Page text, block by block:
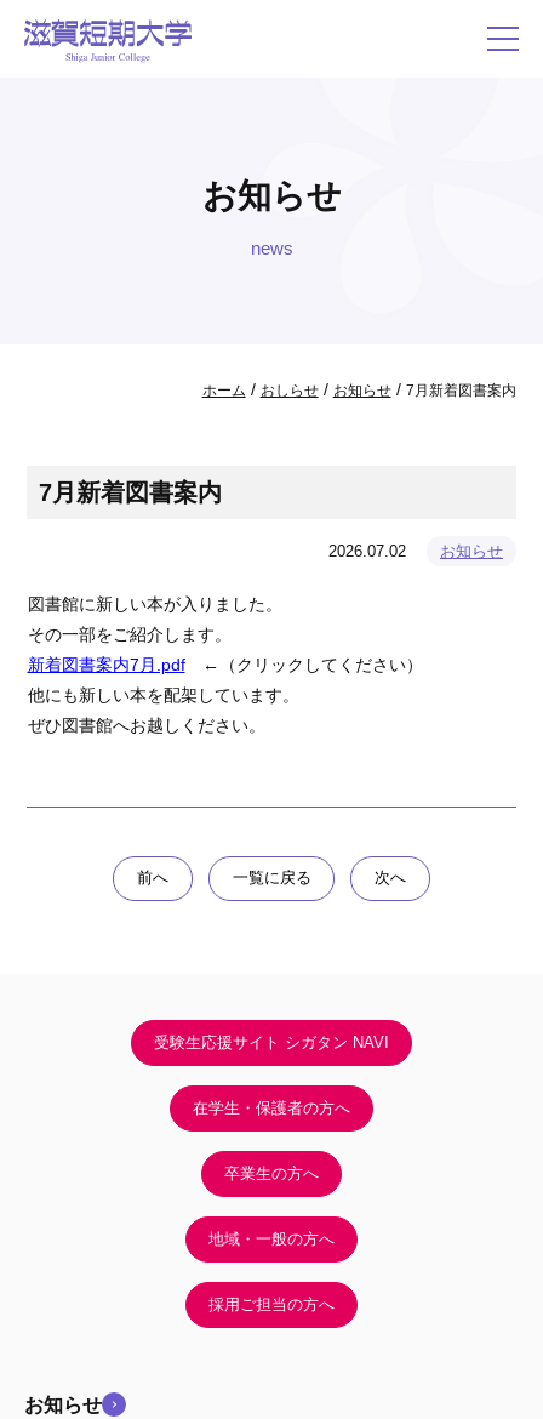
お知らせ
news
ホーム / おしらせ/ お知らせ/ 7月新着図書案内
7月新着図書案内
2026.07.02 お知らせ
図書館に新しい本が入りました。
その一部をご紹介します。
新着図書案内7月.pdf←（クリックしてください）
他にも新しい本を配架しています。
ぜひ図書館へお越しください。
前へ 一覧に戻る 次へ
受験生応援サイト シガタン NAVI
在学生・保護者の方へ
卒業生の方へ
地域・一般の方へ
採用ご担当の方へ
お知らせ